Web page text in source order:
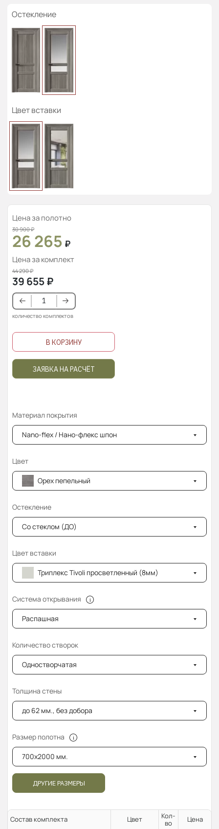
Остекление
Цвет вставки
Цена за полотно
30 900₽
26 265 ₽
Цена за комплект
44 290₽
39 655₽
количество комплектов
В КОРЗИНУ
ЗАЯВКА НА РАСЧЁТ
Материал покрытия
Nano-flex / Нано-флекс шпон
Цвет
Орех пепельный
Остекление
Со стеклом (ДО)
Цвет вставки
Триплекс Tivoli просветленный (8мм)
Система открывания
Распашная
Количество створок
Одностворчатая
Толщина стены
до 62 мм., без добора
Размер полотна
700x2000 мм.
ДРУГИЕ РАЗМЕРЫ
Состав комплекта Цвет
Кол-
во
Цена